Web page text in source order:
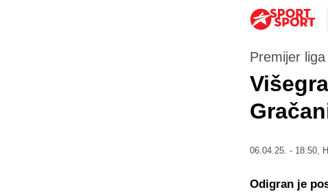
Premijer
06.04.25. - 18:50,
Odigran je